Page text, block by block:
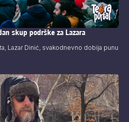
skup podrške za Lazara
Lazar Dinić, svakodnevno dobija punu